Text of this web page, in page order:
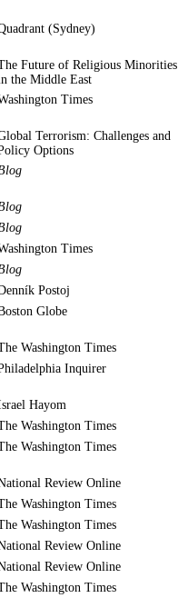
(Sydney)
Future of Religious Minorities
the Middle East
Times
Terrorism: Challenges and
Options
Times
Postoj
Globe
Washington Times
Inquirer
Hayom
Washington Times
Washington Times
Review Online
Washington Times
Washington Times
Review Online
Review Online
Washington Times